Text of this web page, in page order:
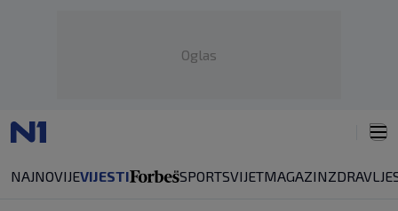
Oglas
NAJNOVIJEVIJESTI SPORTSVIJETMAGAZINZDRAVLJE